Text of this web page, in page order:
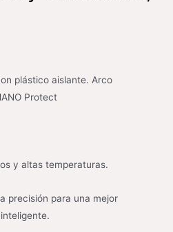
plástico aislante. Arco
Protect
y altas temperaturas.
precisión para una mejor